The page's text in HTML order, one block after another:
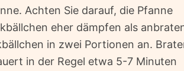
Achten Sie darauf, die Pfanne
eher dämpfen als
in zwei Portionen an.
in der Regel etwa 5-7 Minuten